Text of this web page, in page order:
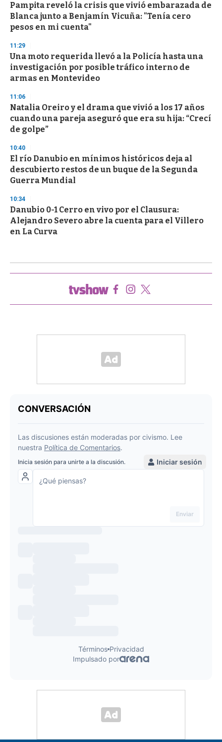
Pampita reveló la crisis que vivió embarazada de
Blanca junto a Benjamín Vicuña: "Tenía cero
pesos en mi cuenta"
11:29
Una moto requerida llevó a la Policía hasta una
investigación por posible tráfico interno de
armas en Montevideo
11:06
Natalia Oreiro y el drama que vivió a los 17 años
cuando una pareja aseguró que era su hija: “Crecí
de golpe”
10:40
El río Danubio en mínimos históricos deja al
descubierto restos de un buque de la Segunda
Guerra Mundial
10:34
Danubio 0-1 Cerro en vivo por el Clausura:
Alejandro Severo abre la cuenta para el Villero
en La Curva